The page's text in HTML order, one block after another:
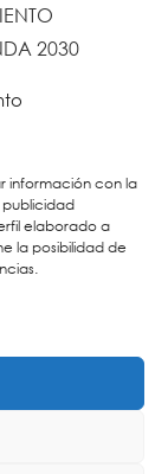
información con la
publicidad
elaborado a
la posibilidad de
2030